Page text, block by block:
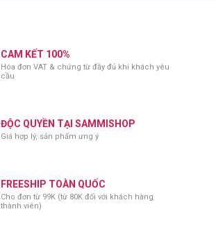
CAM KẾT 100%
Hóa đơn VAT & chứng từ đầy đủ khi khách yêu
cầu
ĐỘC QUYỀN TẠI SAMMISHOP
Giá hợp lý, sản phẩm ưng ý
FREESHIP TOÀN QUỐC
Cho đơn từ 99K (từ 80K đối với khách hàng
thành viên)